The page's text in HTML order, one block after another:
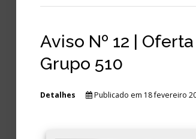
Aviso Nº 12 |
Grupo 510
Detalhes Publicado em 18 fevereiro